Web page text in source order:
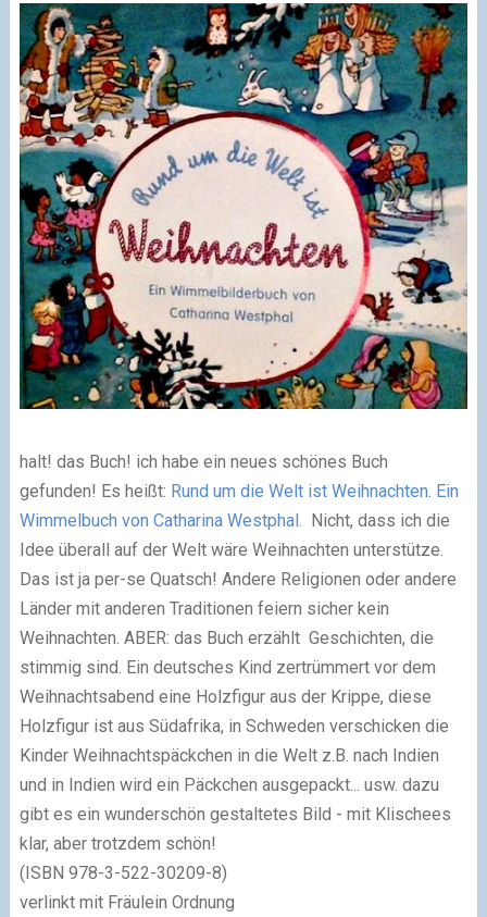
halt! das Buch! ich habe ein neues schönes Buch
gefunden! Es heißt: Rund um die Welt ist Weihnachten. Ein
Wimmelbuch von Catharina Westphal. Nicht, dass ich die
Idee überall auf der Welt wäre Weihnachten unterstütze.
Das ist ja per-se Quatsch! Andere Religionen oder andere
Länder mit anderen Traditionen feiern sicher kein
Weihnachten. ABER: das Buch erzählt Geschichten, die
stimmig sind. Ein deutsches Kind zertrümmert vor dem
Weihnachtsabend eine Holzfigur aus der Krippe, diese
Holzfigur ist aus Südafrika, in Schweden verschicken die
Kinder Weihnachtspäckchen in die Welt z.B. nach Indien
und in Indien wird ein Päckchen ausgepackt... usw. dazu
gibt es ein wunderschön gestaltetes Bild - mit Klischees
klar, aber trotzdem schön!
(ISBN 978-3-522-30209-8)
verlinkt mit Fräulein Ordnung